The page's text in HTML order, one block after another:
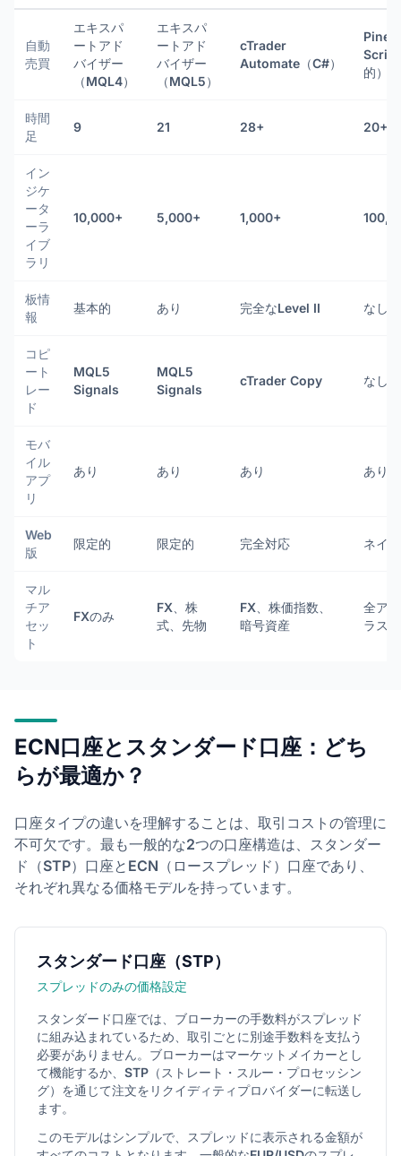
自動
売買
エキスパ
ートアド
バイザー
（MQL4）
エキスパ
ートアド
バイザー
（MQL5）
cTrader
Automate（C#）
Pine
Script
的）
時間
足
9 21 28+ 20+
イン
ジケ
ータ
ーラ
イブ
ラリ
10,000+ 5,000+ 1,000+
板情
報
基本的 あり 完全なLevel II なし
コピ
ート
レー
ド
MQL5
Signals
MQL5
Signals
cTrader Copy なし
モバ
イル
アプ
リ
あり あり あり あり
Web
版
限定的 限定的 完全対応 ネイ
マル
チア
セッ
ト
FXのみ
FX、株
式、先物
FX、株価指数、
暗号資産
全ア
ラス
ECN口座とスタンダード口座：どち
らが最適か？
口座タイプの違いを理解することは、取引コストの管理に
不可欠です。最も一般的な2つの口座構造は、スタンダー
ド（STP）口座とECN（ロースプレッド）口座であり、
それぞれ異なる価格モデルを持っています。
スタンダード口座（STP）
スプレッドのみの価格設定
スタンダード口座では、ブローカーの手数料がスプレッド
に組み込まれているため、取引ごとに別途手数料を支払う
必要がありません。ブローカーはマーケットメイカーとし
て機能するか、STP（ストレート・スルー・プロセッシン
グ）を通じて注文をリクイディティプロバイダーに転送し
ます。
このモデルはシンプルで、スプレッドに表示される金額が